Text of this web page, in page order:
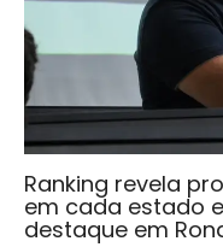
Ranking revela
em cada estado
destaque em